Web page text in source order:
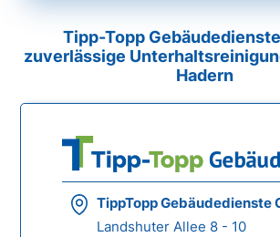
Tipp-Topp
zuverlässige
Hadern
TippTopp Gebäudedienste
Landshuter Allee 8 - 10